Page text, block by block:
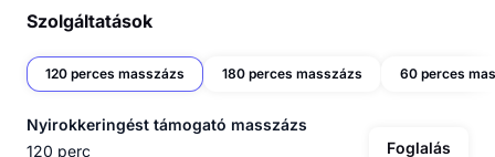
Szolgáltatások
120 perces masszázs 180 perces masszázs 60 perces
Nyirokkeringést támogató masszázs
120 perc
Foglalás